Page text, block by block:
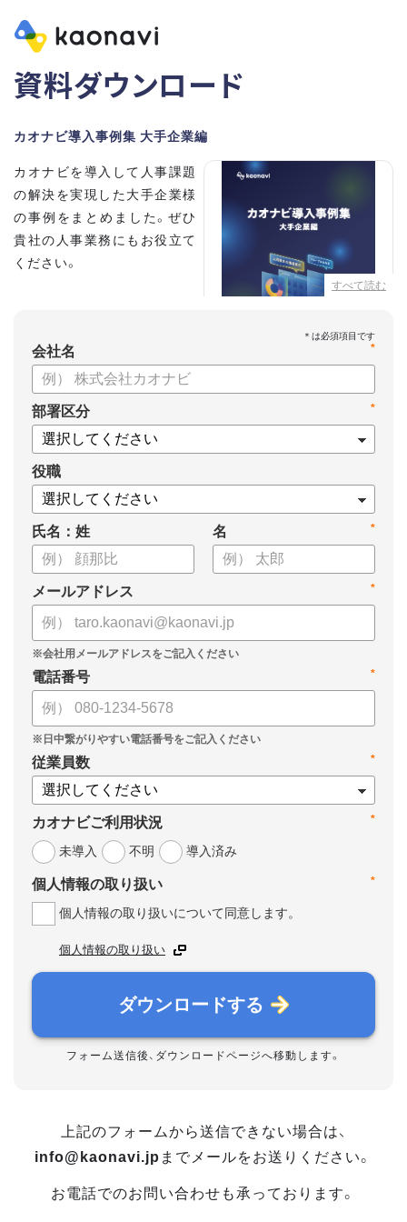
資料ダウンロード
カオナビ導入事例集 大手企業編
すべて読む
カオナビを導入して人事課題
の解決を実現した大手企業様
の事例をまとめました。ぜひ
貴社の人事業務にもお役立て
ください。
・本田技研工業株式会社
・沖電気工業株式会社
・三菱UFJニコス株式会社
・SOMPOひまわり生命保険株式会社
・スミセイ情報システム株式会社
*
会社名
*
部署区分
役職
氏名：姓 *
名
*
メールアドレス
*
電話番号
*
従業員数
*
カオナビご利用状況
未導入
不明 導入済み
*
個人情報の取り扱い
個人情報の取り扱いについて同意します。
個人情報の取り扱い
ダウンロードする
フォーム送信後、ダウンロードページへ移動します。
上記のフォームから送信できない場合は、
info@kaonavi.jp までメールをお送りください。
お電話でのお問い合わせも承っております。